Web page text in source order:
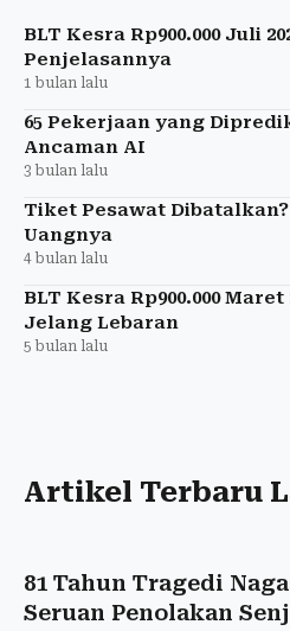
BLT Kesra Rp900.000 Juli
Penjelasannya
1 bulan lalu
65 Pekerjaan yang
Ancaman AI
3 bulan lalu
Tiket Pesawat
Uangnya
4 bulan lalu
BLT Kesra Rp900.000
Jelang Lebaran
5 bulan lalu
Artikel Terbaru
81 Tahun Tragedi
Seruan Penolakan